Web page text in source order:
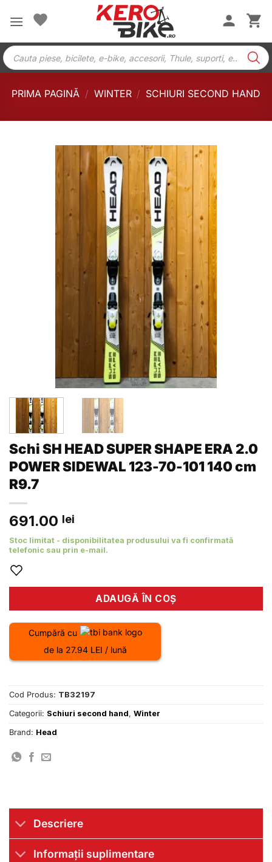
Products
search
PRIMA PAGINĂ / WINTER / SCHIURI SECOND HAND
Schi SH HEAD SUPER SHAPE ERA 2.0
POWER SIDEWAL 123-70-101 140 cm
R9.7
691.00 lei
Stoc limitat - disponibilitatea produsului va fi confirmată
telefonic sau prin e-mail.
ADAUGĂ ÎN COȘ
Cumpără cu
de la 27.94 LEI / lună
Cod Produs: TB32197
Categorii: Schiuri second hand, Winter
Brand: Head
Descriere
Informații suplimentare